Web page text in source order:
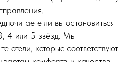
ли вы остановиться
4 или 5 звёзд. Мы
отели, которые соответствуют